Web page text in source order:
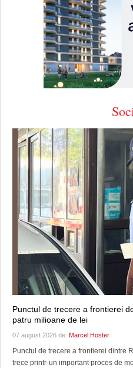
Punctul de trecere a frontierei
patru milioane de lei
07 august 2026 de: Marcel Hoster
Punctul de trecere a frontierei dintre
trece printr-un important proces de